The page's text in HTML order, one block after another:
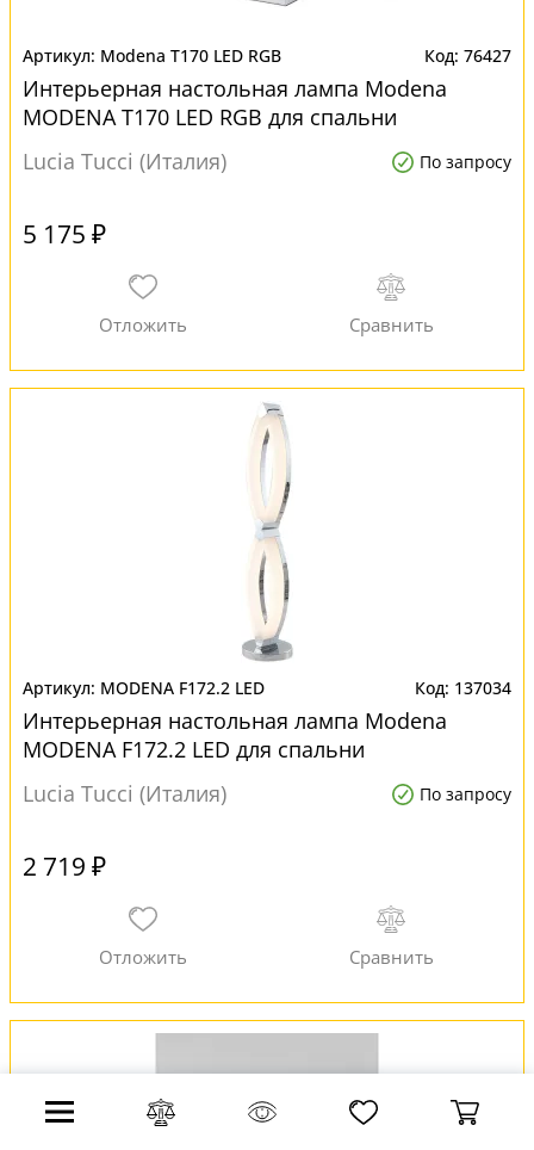
Modena T170 LED RGB 76427
Интерьерная настольная лампа Modena
MODENA T170 LED RGB для спальни
Lucia Tucci (Италия)
По запросу
5 175 ₽
MODENA F172.2 LED 137034
Интерьерная настольная лампа Modena
MODENA F172.2 LED для спальни
Lucia Tucci (Италия)
По запросу
2 719 ₽